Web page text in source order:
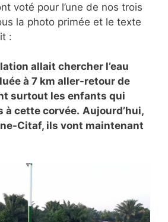
voté pour l’une de nos trois
la photo primée et le texte
:
allait chercher l’eau
à 7 km aller-retour de
surtout les enfants qui
à cette corvée. Aujourd’hui,
Citaf, ils vont maintenant